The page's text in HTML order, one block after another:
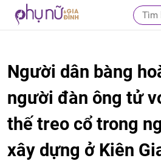
Người dân bàng
người đàn ông tử
thế treo cổ trong
xây dựng ở Kiên